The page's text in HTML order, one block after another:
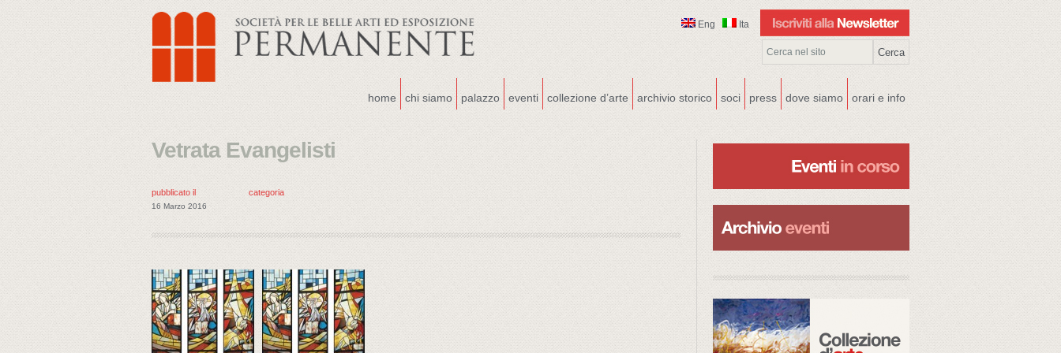
Eng Ita
home chi siamo palazzo eventi collezione d’arte archivio storico soci press dove siamo orari e info
Vetrata Evangelisti
pubblicato il
16 Marzo 2016
categoria